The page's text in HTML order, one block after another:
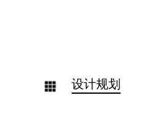
设计规划